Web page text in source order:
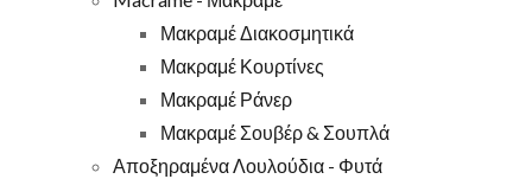
Μακραμέ Διακοσμητικά
Μακραμέ Κουρτίνες
Μακραμέ Ράνερ
Μακραμέ Σουβέρ & Σουπλά
Αποξηραμένα Λουλούδια - Φυτά